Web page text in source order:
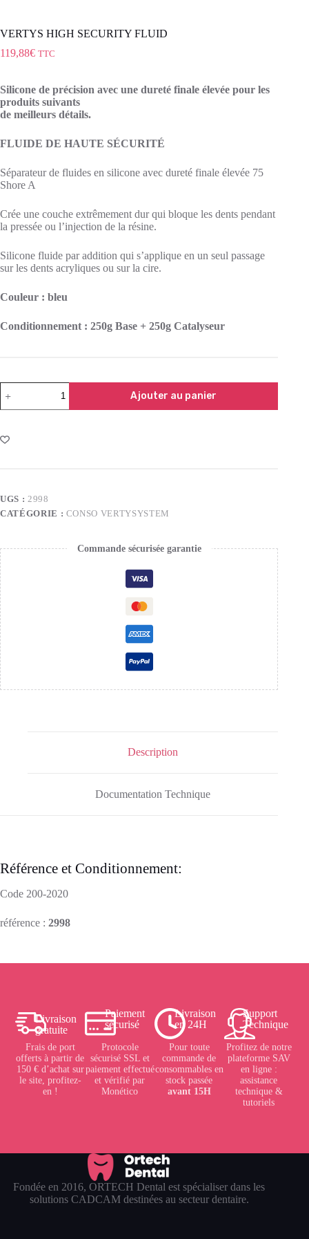
VERTYS HIGH SECURITY FLUID
119,88€ TTC
Silicone de précision avec une dureté finale élevée pour les
produits suivants
de meilleurs détails.
FLUIDE DE HAUTE SÉCURITÉ
Séparateur de fluides en silicone avec dureté finale élevée 75
Shore A
Crée une couche extrêmement dur qui bloque les dents pendant
la pressée ou l’injection de la résine.
Silicone fluide par addition qui s’applique en un seul passage
sur les dents acryliques ou sur la cire.
Couleur : bleu
Conditionnement : 250g Base + 250g Catalyseur
Ajouter au panier
UGS : 2998
CATÉGORIE : CONSO VERTYSYSTEM
Commande sécurisée garantie
Description
Documentation Technique
Référence et Conditionnement:
Code 200-2020
référence : 2998
Livraison
gratuite
Frais de port
offerts à partir de
150 € d’achat sur
le site, profitez-
en !
Paiement
sécurisé
Protocole
sécurisé SSL et
paiement effectué
et vérifié par
Monético
Livraison
en 24H
Pour toute
commande de
consommables en
stock passée
avant 15H
Support
Technique
Profitez de notre
plateforme SAV
en ligne :
assistance
technique &
tutoriels
Fondée en 2016, ORTECH Dental est spécialiser dans les
solutions CADCAM destinées au secteur dentaire.